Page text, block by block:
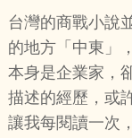
台灣的商戰小說
的地方「中東」
本身是企業家，
描述的經歷，或
讓我每閱讀一次